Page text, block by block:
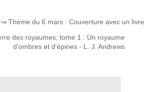
↝ Thème du 6 mars : Couverture avec un livre